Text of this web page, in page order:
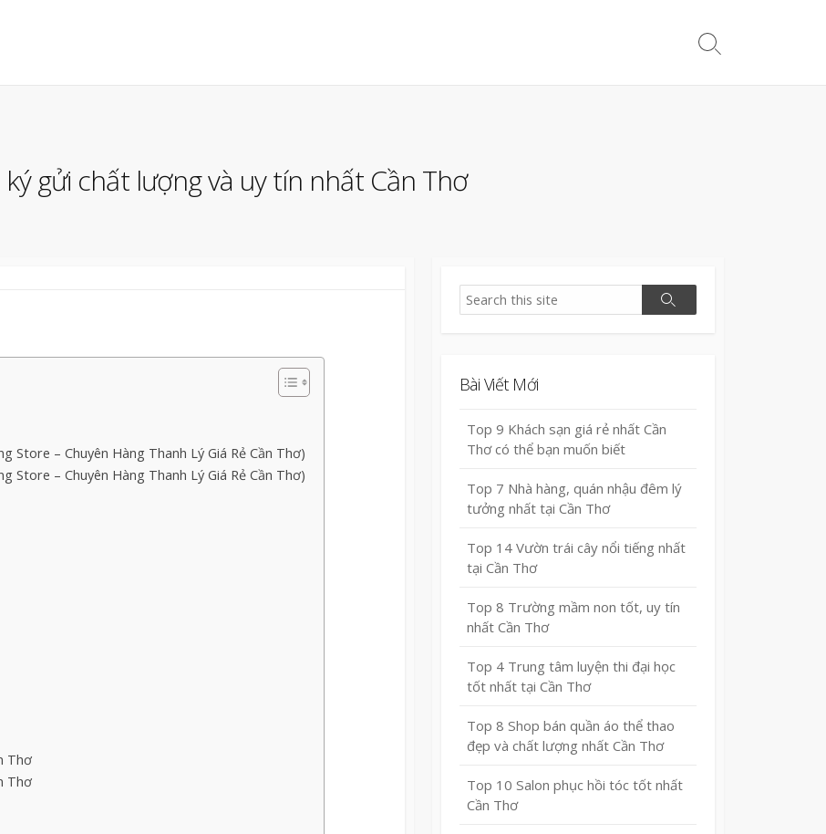
Search
gửi chất lượng và uy tín nhất Cần Thơ
– Chuyên Hàng Thanh Lý Giá Rẻ Cần Thơ)
– Chuyên Hàng Thanh Lý Giá Rẻ Cần Thơ)
Thơ
Thơ
Search
Search
Bài Viết Mới
Top 9 Khách sạn giá rẻ nhất Cần
Thơ có thể bạn muốn biết
Top 7 Nhà hàng, quán nhậu đêm lý
tưởng nhất tại Cần Thơ
Top 14 Vườn trái cây nổi tiếng nhất
tại Cần Thơ
Top 8 Trường mầm non tốt, uy tín
nhất Cần Thơ
Top 4 Trung tâm luyện thi đại học
tốt nhất tại Cần Thơ
Top 8 Shop bán quần áo thể thao
đẹp và chất lượng nhất Cần Thơ
Top 10 Salon phục hồi tóc tốt nhất
Cần Thơ